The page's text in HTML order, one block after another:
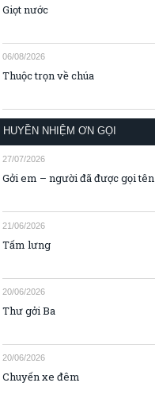
Giọt nước
06/08/2026
Thuộc trọn về chúa
HUYỀN NHIỆM ƠN GỌI
27/07/2026
Gởi em – người đã được gọi tên
21/06/2026
Tấm lưng
20/06/2026
Thư gởi Ba
20/06/2026
Chuyến xe đêm